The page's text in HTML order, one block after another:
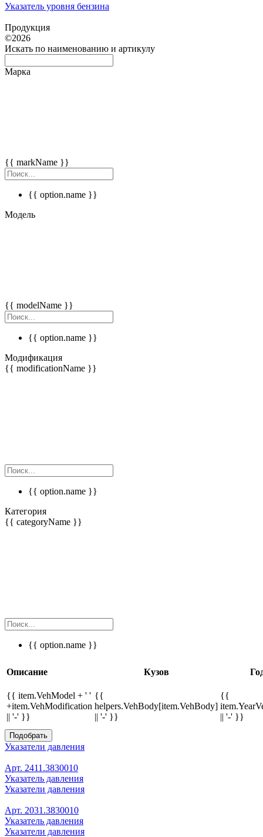
Указатель уровня бензина
Продукция
©2026
Искать по наименованию и артикулу
Марка
{{ markName }}
{{ option.name }}
Модель
{{ modelName }}
{{ option.name }}
Модификация
{{ modificationName }}
{{ option.name }}
Категория
{{ categoryName }}
{{ option.name }}
Описание Кузов
{{ item.VehModel + ' '
+item.VehModification
|| '-' }}
{{
helpers.VehBody[item.VehBody]
|| '-' }}
{{
|| '-' }}
Подобрать
Указатели давления
Арт. 2411.3830010
Указатель давления
Указатели давления
Арт. 2031.3830010
Указатель давления
Указатели давления